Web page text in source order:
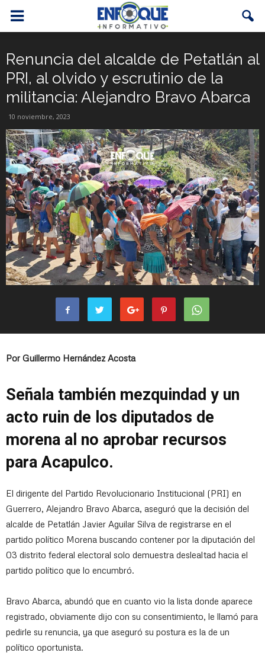
Renuncia del alcalde de Petatlán al
PRI, al olvido y escrutinio de la
militancia: Alejandro Bravo Abarca
10 noviembre, 2023
Por Guillermo Hernández Acosta
Señala también mezquindad y un
acto ruin de los diputados de
morena al no aprobar recursos
para Acapulco.
El dirigente del Partido Revolucionario Institucional (PRI) en
Guerrero, Alejandro Bravo Abarca, aseguró que la decisión del
alcalde de Petatlán Javier Aguilar Silva de registrarse en el
partido político Morena buscando contener por la diputación del
03 distrito federal electoral solo demuestra deslealtad hacia el
partido político que lo encumbró.
Bravo Abarca, abundó que en cuanto vio la lista donde aparece
registrado, obviamente dijo con su consentimiento, le llamó para
pedirle su renuncia, ya que aseguró su postura es la de un
político oportunista.